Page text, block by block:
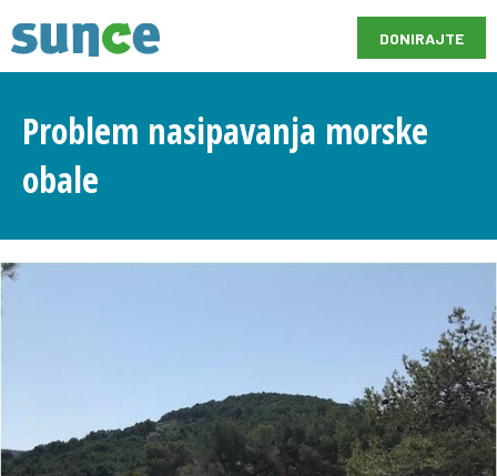
DONIRAJTE
Problem nasipavanja morske
obale